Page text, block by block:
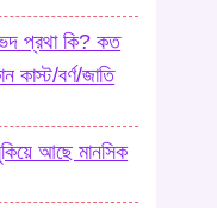
প্রথা কি? কত
কাস্ট/বর্ণ/জাতি
আছে মানসিক